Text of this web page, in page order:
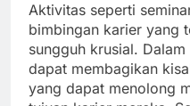
Aktivitas seperti
bimbingan karier yang
sungguh krusial.
dapat membagikan
yang dapat menolong